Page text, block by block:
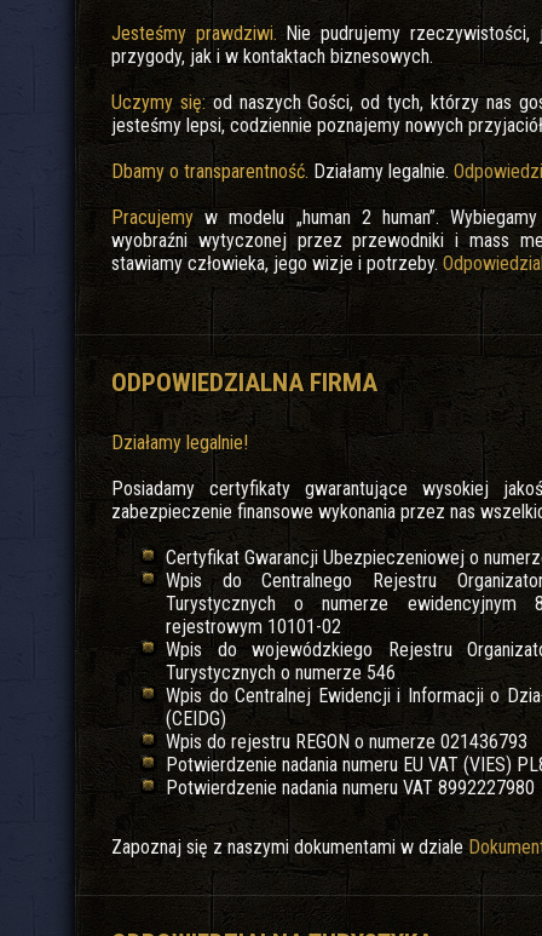
Jesteśmy prawdziwi.Nie pudrujemy rzeczywistości,
przygody, jak i w kontaktach biznesowych.
Uczymy się:od naszych Gości, od tych, którzy nas
jesteśmy lepsi, codziennie poznajemy nowych
Dbamy o transparentność. Działamy legalnie.
Pracujemy w modelu „human 2 human”.
wyobraźni wytyczonej przez przewodniki i mass
stawiamy człowieka, jego wizje i potrzeby.
ODPOWIEDZIALNA FIRMA
Działamy legalnie!
Posiadamy certyfikaty gwarantujące wysokiej
zabezpieczenie finansowe wykonania przez nas
Certyfikat Gwarancji Ubezpieczeniowej o
Wpis do Centralnego Rejestru
Turystycznych o numerze ewidencyjnym
rejestrowym 10101-02
Wpis do wojewódzkiego Rejestru
Turystycznych o numerze 546
Wpis do Centralnej Ewidencji i Informacji o
(CEIDG)
Wpis do rejestru REGON o numerze 021436793
Potwierdzenie nadania numeru EU VAT (VIES)
Potwierdzenie nadania numeru VAT 8992227980
Zapoznaj się z naszymi dokumentami w dziale